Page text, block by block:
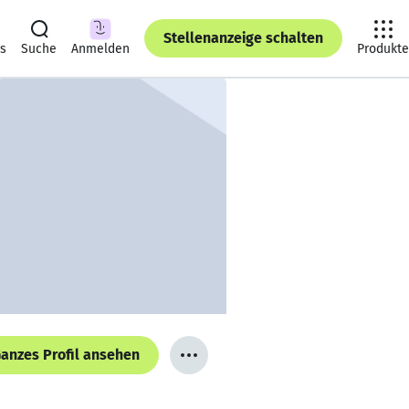
Suche Anmelden
Stellenanzeige schalten
Produkte
Profil ansehen